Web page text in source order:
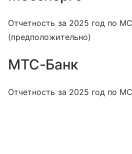
Отчетность за 2025 год по
(предположительно)
МТС-Банк
Отчетность за 2025 год по